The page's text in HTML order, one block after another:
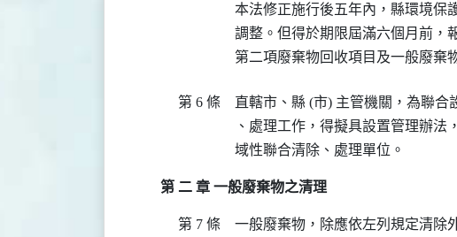
本法修正施行後五年內，縣環境保
調整。但得於期限屆滿六個月前，
第 6 條
直轄市、縣 (市) 主管機關，為聯
、處理工作，得擬具設置管理辦法
第 二 章 一般廢棄物之清理
第 7 條
一般廢棄物，除應依左列規定清除